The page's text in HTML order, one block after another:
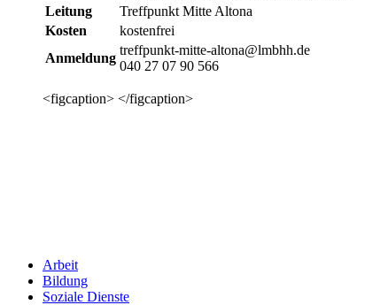
Leitung
Treffpunkt Mitte Altona
Kosten
kostenfrei
Anmeldung
treffpunkt-mitte-altona@lmbhh.de
040 27 07 90 566
<figcaption> </figcaption>
Arbeit
Bildung
Soziale Dienste